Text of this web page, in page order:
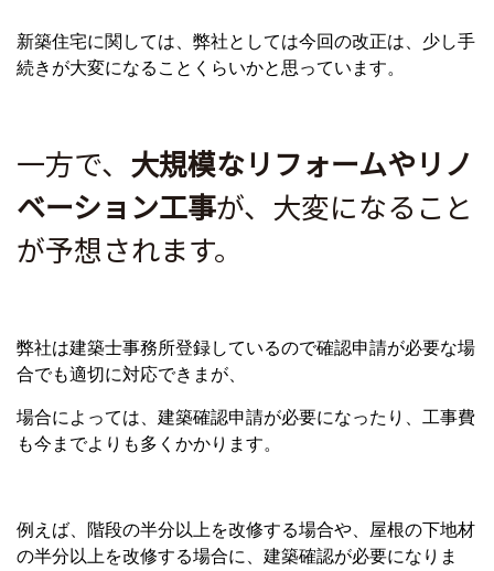
新築住宅に関しては、弊社としては今回の改正は、少し手
続きが大変になることくらいかと思っています。
一方で、 大規模なリフォームやリノ
ベーション工事が、大変になること
が予想されます。
弊社は建築士事務所登録しているので確認申請が必要な場
合でも適切に対応できまが、
場合によっては、建築確認申請が必要になったり、工事費
も今までよりも多くかかります。
例えば、階段の半分以上を改修する場合や、屋根の下地材
の半分以上を改修する場合に、建築確認が必要になりま